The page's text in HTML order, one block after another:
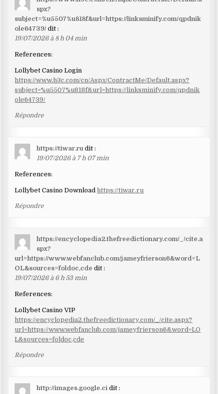
spx?
subject=%u5507%u818f&url=https://linksminify.com/qpdnik
ole64739/ dit :
19/07/2026 à 8 h 04 min
References:
Lollybet Casino Login
https://www.h3c.com/cn/Aspx/ContractMe/Default.aspx?
subject=%u5507%u818f&url=https://linksminify.com/qpdnik
ole64739/
Répondre
https://tiwar.ru dit :
19/07/2026 à 7 h 07 min
References:
Lollybet Casino Downloadhttps://tiwar.ru
Répondre
https://encyclopedia2.thefreedictionary.com/_/cite.a
spx?
url=https://www.webfanclub.com/jameyfrierson6&word=L
OL&sources=foldoc,cde dit :
19/07/2026 à 6 h 53 min
References:
Lollybet Casino VIP
https://encyclopedia2.thefreedictionary.com/_/cite.aspx?
url=https://www.webfanclub.com/jameyfrierson6&word=LO
L&sources=foldoc,cde
Répondre
http://images.google.ci dit :